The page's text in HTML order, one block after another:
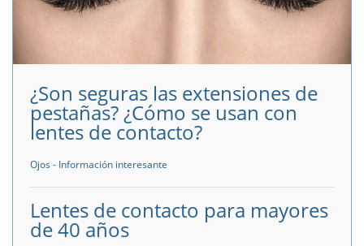
¿Son seguras las extensiones de
pestañas? ¿Cómo se usan con
lentes de contacto?
Ojos - Información interesante
Lentes de contacto para mayores
de 40 años